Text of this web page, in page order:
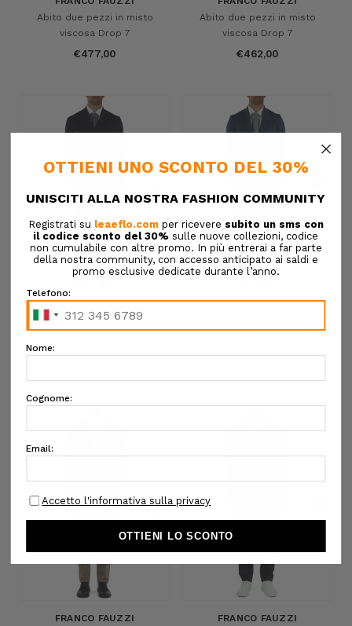
Abito due pezzi in misto
viscosa Drop 7
€477,00
Abito due pezzi in misto
viscosa Drop 7
€462,00
54
FRANCO FAUZZI
48
50
+1
Castrignano Perrini
46
48
FRANCO FAUZZI
FRANCO FAUZZI
×